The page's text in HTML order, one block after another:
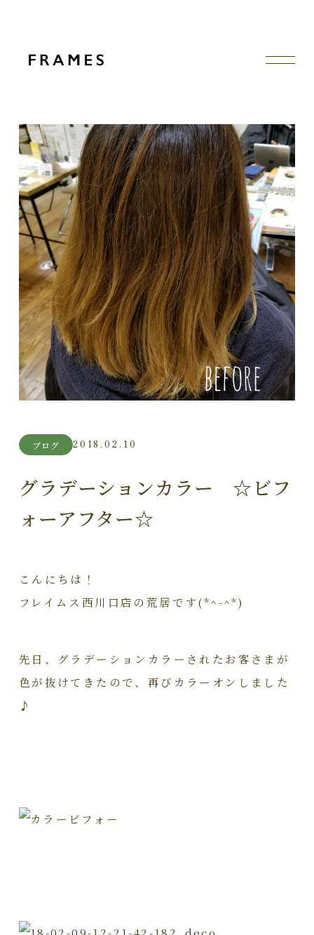
ブログ 2018.02.10
グラデーションカラー ☆ビフ
ォーアフター☆
こんにちは！
フレイムス西川口店の荒居です(*^-^*)
先日、グラデーションカラーされたお客さまが
色が抜けてきたので、再びカラーオンしました
♪